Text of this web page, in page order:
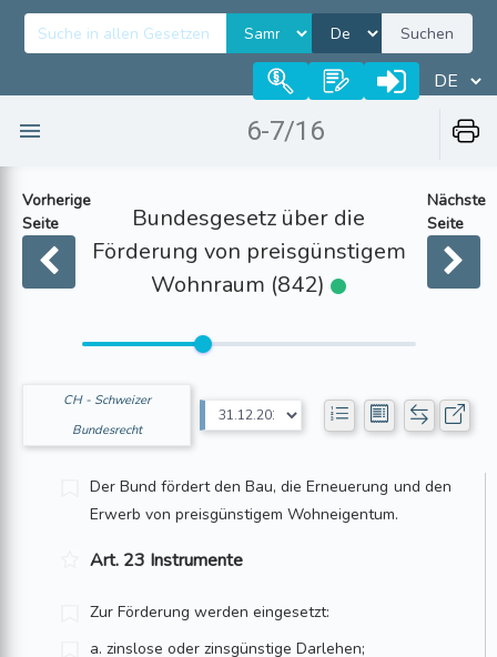
Suchen
6-7/16
Vorherige
Seite
Bundesgesetz über die
Förderung von preisgünstigem
Wohnraum (842)
Nächste
Seite
CH - Schweizer
Bundesrecht
Der Bund fördert den Bau, die Erneuerung und den
Erwerb von preisgün­stigem Wohn­eigentum.
Art. 23 Instrumente
Zur Förderung werden eingesetzt:
a. zinslose oder zinsgünstige Darlehen;